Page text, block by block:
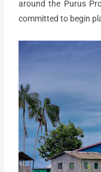
around the Purus
committed to begin